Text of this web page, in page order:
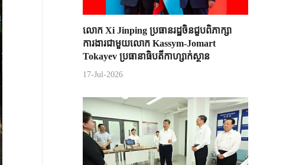
លោក Xi Jinping ប្រធានរដ្ឋចិន​ជួបពិភាក្សា​
ការងារជាមួយ​លោក Kassym-Jomart ​
Tokayev ​ប្រធានាធិបតី​កាហ្សាក់ស្ថាន​
17-Jul-2026